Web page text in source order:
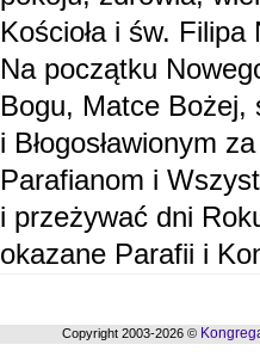
Kościoła i św. Filipa
Na początku
Bogu, Matce Bożej,
i Błogosławionym
Parafianom i
i przeżywać dni
okazane Parafii i
Copyright 2003-2026 ©